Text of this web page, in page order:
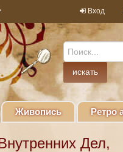
Вход
Живопись Ретро
Дел,